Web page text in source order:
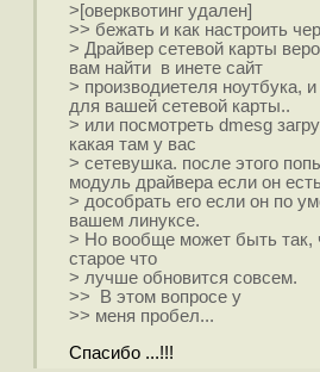
>[оверквотинг удален]
>> бежать и как настроить
> Драйвер сетевой карты
вам найти в инете сайт
> производиетеля ноутбука,
для вашей сетевой карты..
> или посмотреть dmesg
какая там у вас
> сетевушка. после этого
модуль драйвера если он
> дособрать его если он по
вашем линуксе.
> Но вообще может быть так,
старое что
> лучше обновится совсем.
>> В этом вопросе у
>> меня пробел...
Спасибо ...!!!